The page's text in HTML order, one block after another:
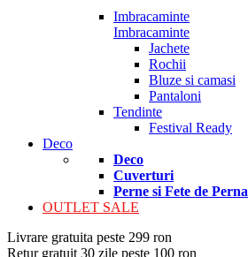
Imbracaminte
Imbracaminte
Jachete
Rochii
Bluze si camasi
Pantaloni
Tendinte
Festival Ready
Deco
Deco
Cuverturi
Perne si Fete de Perna
OUTLET SALE
Livrare gratuita peste 299 ron
Retur gratuit 30 zile peste 100 ron